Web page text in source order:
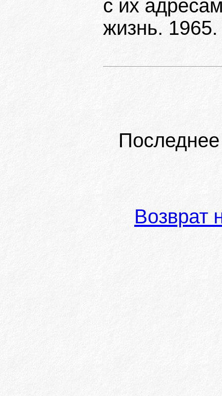
с их
жизнь.
Возврат